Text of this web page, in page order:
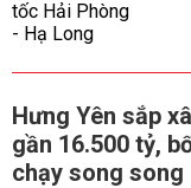
Hưng Yên sắp
gần 16.500 tỷ,
chạy song song